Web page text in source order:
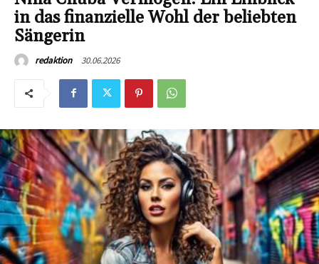
in das finanzielle Wohl der beliebten
Sängerin
redaktion 30.06.2026